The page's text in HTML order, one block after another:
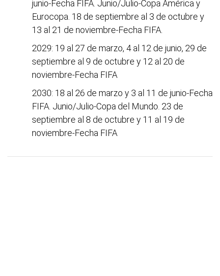
junio-Fecha FIFA. Junio/Julio-Copa América y
Eurocopa. 18 de septiembre al 3 de octubre y
13 al 21 de noviembre-Fecha FIFA.
2029: 19 al 27 de marzo, 4 al 12 de junio, 29 de
septiembre al 9 de octubre y 12 al 20 de
noviembre-Fecha FIFA
2030: 18 al 26 de marzo y 3 al 11 de junio-Fecha
FIFA. Junio/Julio-Copa del Mundo. 23 de
septiembre al 8 de octubre y 11 al 19 de
noviembre-Fecha FIFA